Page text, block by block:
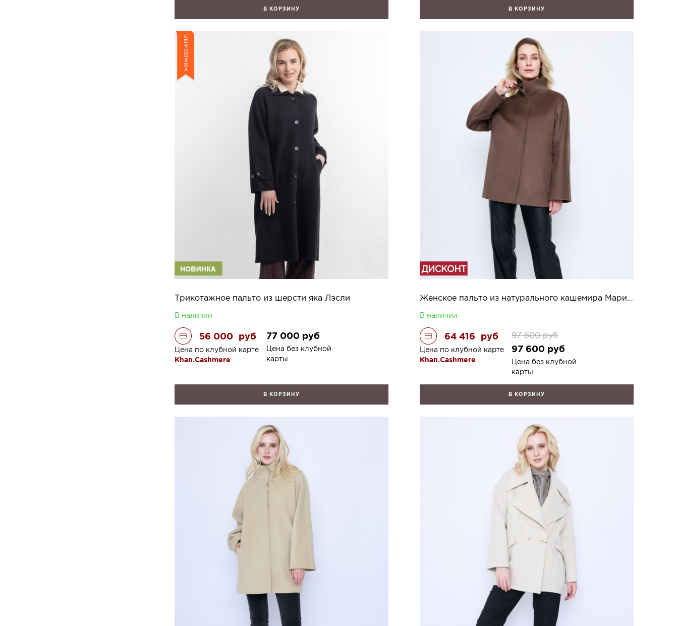
В КОРЗИНУ В КОРЗИНУ
Трикотажное пальто из шерсти яка Лэсли
В наличии
56 000 руб
Цена по клубной карте
Khan.Cashmere
77 000 руб
Цена без клубной
карты
В КОРЗИНУ
Женское пальто из натурального кашемира Мариса 2К
В наличии
64 416 руб
Цена по клубной карте
Khan.Cashmere
97 600 руб
97 600 руб
Цена без клубной
карты
В КОРЗИНУ